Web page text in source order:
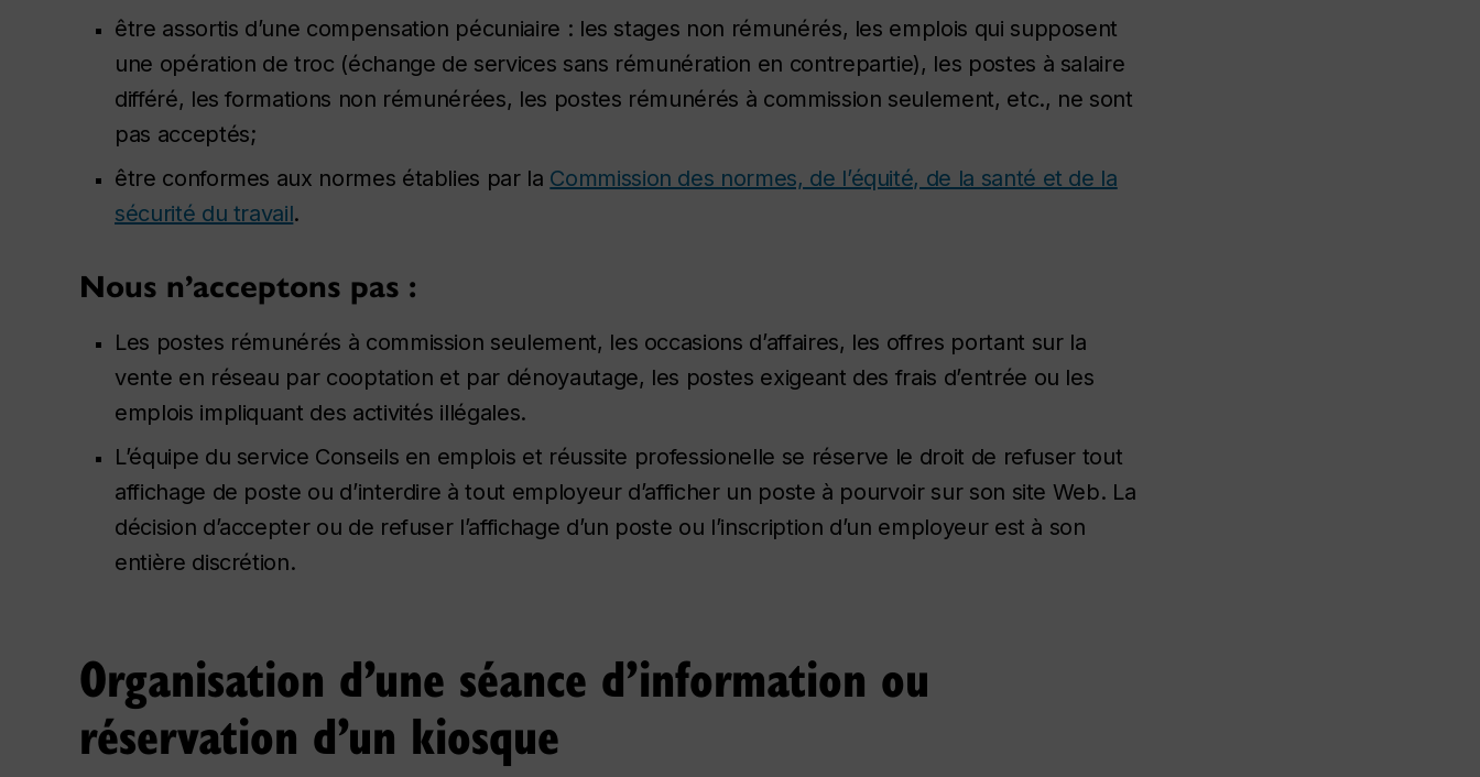
être assortis d’une compensation pécuniaire : les stages non rémunérés, les emplois qui supposent
une opération de troc (échange de services sans rémunération en contrepartie), les postes à salaire
différé, les formations non rémunérées, les postes rémunérés à commission seulement, etc., ne sont
pas acceptés;
être conformes aux normes établies par la Commission des normes, de l’équité, de la santé et de la
sécurité du travail.
Nous n’acceptons pas :
Les postes rémunérés à commission seulement, les occasions d’affaires, les offres portant sur la
vente en réseau par cooptation et par dénoyautage, les postes exigeant des frais d’entrée ou les
emplois impliquant des activités illégales.
L’équipe du service Conseils en emplois et réussite professionelle se réserve le droit de refuser tout
affichage de poste ou d’interdire à tout employeur d’afficher un poste à pourvoir sur son site Web. La
décision d’accepter ou de refuser l’affichage d’un poste ou l’inscription d’un employeur est à son
entière discrétion.
Organisation d’une séance d’information ou
réservation d’un kiosque